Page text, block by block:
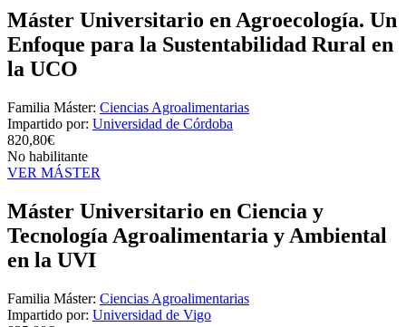
Máster Universitario en Agroecología. Un
Enfoque para la Sustentabilidad Rural en
la UCO
Familia Máster: Ciencias Agroalimentarias
Impartido por: Universidad de Córdoba
820,80€
No habilitante
VER MÁSTER
Máster Universitario en Ciencia y
Tecnología Agroalimentaria y Ambiental
en la UVI
Familia Máster: Ciencias Agroalimentarias
Impartido por: Universidad de Vigo